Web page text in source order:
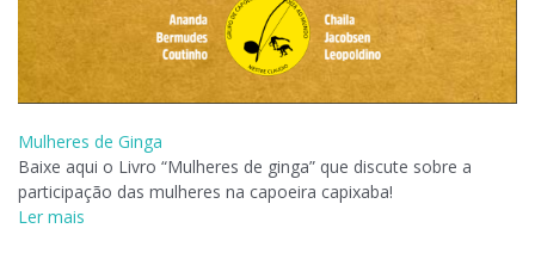
Mulheres de Ginga
Baixe aqui o Livro “Mulheres de ginga” que discute sobre a
participação das mulheres na capoeira capixaba!
Ler mais